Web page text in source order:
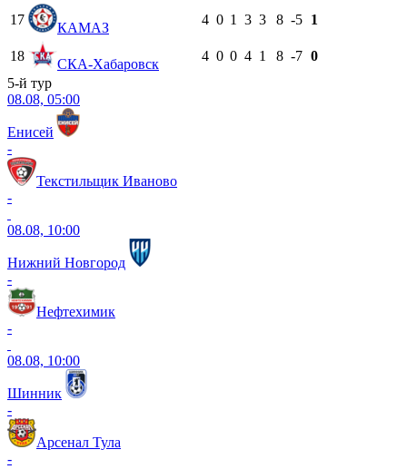
17
КАМАЗ
4 0 1 3 3 8 -5 1
18
СКА-Хабаровск
4 0 0 4 1 8 -7 0
5-й тур
08.08, 05:00
Енисей
-
Текстильщик Иваново
-
08.08, 10:00
Нижний Новгород
-
Нефтехимик
-
08.08, 10:00
Шинник
-
Арсенал Тула
-